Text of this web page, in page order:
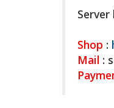
Shop :
Mail :